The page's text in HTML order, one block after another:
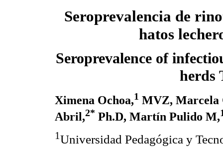
Seroprevalencia de
hatos
Seroprevalence of
herds
Ximena Ochoa,1 MVZ, Marcela
Abril,2* Ph.D, Martín Pulido M,
1Universidad Pedagógica y